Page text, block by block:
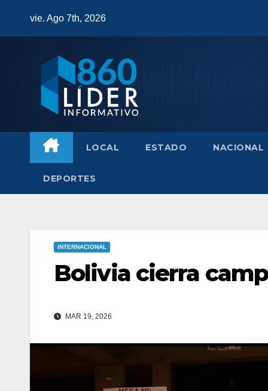
vie. Ago 7th, 2026
LOCAL ESTADO NACIONAL
DEPORTES
INTERNACIONAL
Bolivia cierra
MAR 19, 2026